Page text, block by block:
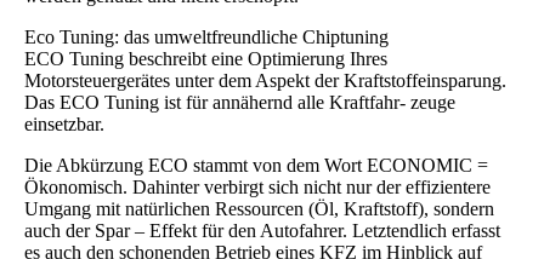
Eco Tuning: das umweltfreundliche Chiptuning
ECO Tuning beschreibt eine Optimierung Ihres
Motorsteuergerätes unter dem Aspekt der Kraftstoffeinsparung.
Das ECO Tuning ist für annähernd alle Kraftfahr- zeuge
einsetzbar.
Die Abkürzung ECO stammt von dem Wort ECONOMIC =
Ökonomisch. Dahinter verbirgt sich nicht nur der effizientere
Umgang mit natürlichen Ressourcen (Öl, Kraftstoff), sondern
auch der Spar – Effekt für den Autofahrer. Letztendlich erfasst
es auch den schonenden Betrieb eines KFZ im Hinblick auf